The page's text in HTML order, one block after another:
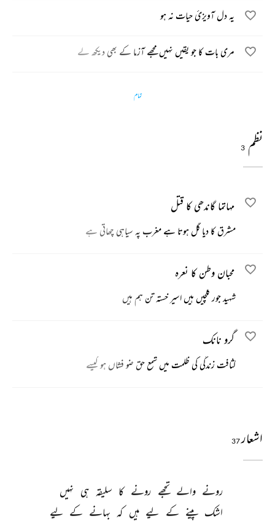
یہ دل آویزیٔ حیات نہ ہو
مری بات کا جو یقیں نہیں مجھے آزما کے بھی دیکھ لے
تمام
نظم 3
مہاتما گاندھی کا قتل
مشرق کا دیا گل ہوتا ہے مغرب پہ سیاہی چھاتی ہے
محبان وطن کا نعرہ
شہید جور گلچیں ہیں اسیر خستہ تن ہم ہیں
گرو نانک
کثافت زندگی کی ظلمت میں شمع حق ضو فشاں ہو کیسے
اشعار37
رونے والے تجھے رونے کا سلیقہ ہی نہیں
اشک پینے کے لیے ہیں کہ بہانے کے لیے